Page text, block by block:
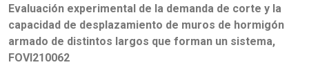
Evaluación experimental de la demanda de corte y la
capacidad de desplazamiento de muros de hormigón
armado de distintos largos que forman un sistema,
FOVI210062